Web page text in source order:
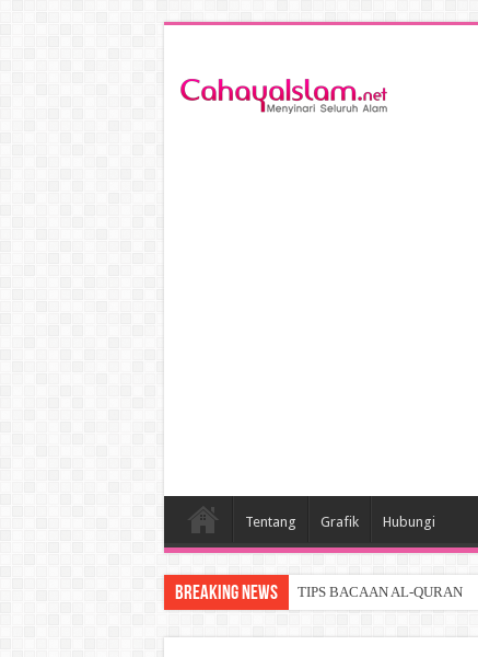
Tentang Grafik Hubungi
Breaking News TIPS BACAAN AL-QURAN